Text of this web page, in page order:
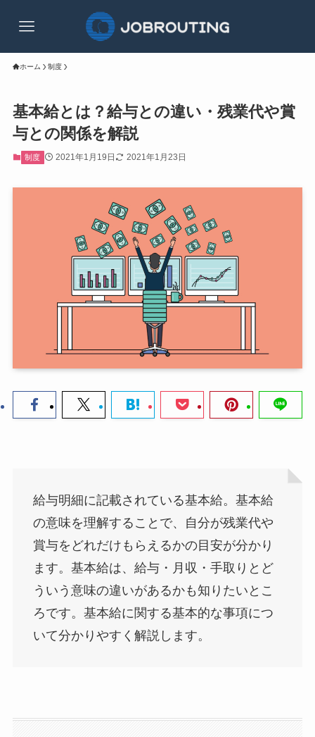
ホーム 制度
基本給とは？給与との違い・残業代や賞
与との関係を解説
制度 2021年1月19日 2021年1月23日
給与明細に記載されている基本給。基本給
の意味を理解することで、自分が残業代や
賞与をどれだけもらえるかの目安が分かり
ます。基本給は、給与・月収・手取りとど
ういう意味の違いがあるかも知りたいとこ
ろです。基本給に関する基本的な事項につ
いて分かりやすく解説します。